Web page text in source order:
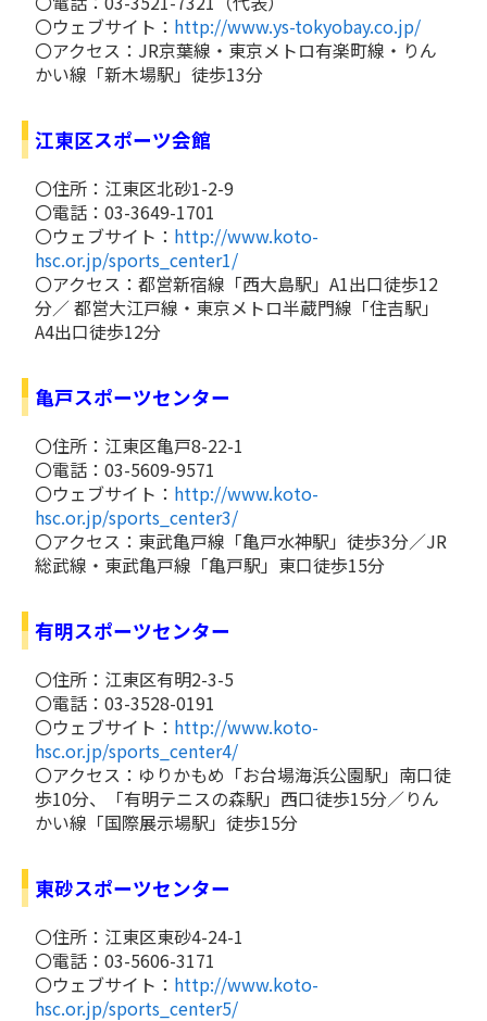
〇ウェブサイト： http://www.ys-tokyobay.co.jp/
〇アクセス：JR京葉線・東京メトロ有楽町線・りん
かい線「新木場駅」徒歩13分
江東区スポーツ会館
〇住所：江東区北砂1-2-9
〇電話：03-3649-1701
〇ウェブサイト： http://www.koto-
hsc.or.jp/sports_center1/
〇アクセス：都営新宿線「西大島駅」A1出口徒歩12
分／ 都営大江戸線・東京メトロ半蔵門線「住吉駅」
A4出口徒歩12分
亀戸スポーツセンター
〇住所：江東区亀戸8-22-1
〇電話：03-5609-9571
〇ウェブサイト： http://www.koto-
hsc.or.jp/sports_center3/
〇アクセス：東武亀戸線「亀戸水神駅」徒歩3分／JR
総武線・東武亀戸線「亀戸駅」東口徒歩15分
有明スポーツセンター
〇住所：江東区有明2-3-5
〇電話：03-3528-0191
〇ウェブサイト： http://www.koto-
hsc.or.jp/sports_center4/
〇アクセス：ゆりかもめ「お台場海浜公園駅」南口徒
歩10分、「有明テニスの森駅」西口徒歩15分／りん
かい線「国際展示場駅」徒歩15分
東砂スポーツセンター
〇住所：江東区東砂4-24-1
〇電話：03-5606-3171
〇ウェブサイト： http://www.koto-
hsc.or.jp/sports_center5/